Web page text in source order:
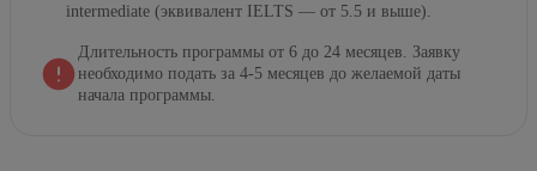
intermediate (эквивалент IELTS — от 5.5 и выше).
Длительность программы от 6 до 24 месяцев. Заявку
необходимо подать за 4-5 месяцев до желаемой даты
начала программы.